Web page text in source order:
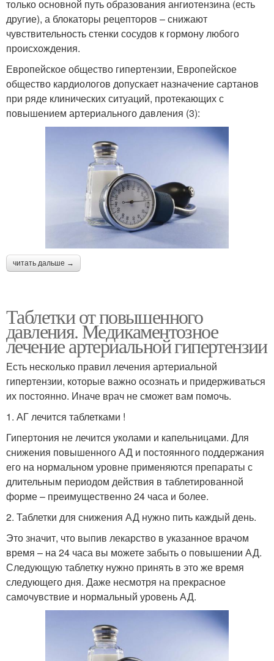
только основной путь образования ангиотензина (есть
другие), а блокаторы рецепторов – снижают
чувствительность стенки сосудов к гормону любого
происхождения.
Европейское общество гипертензии, Европейское
общество кардиологов допускает назначение сартанов
при ряде клинических ситуаций, протекающих с
повышением артериального давления (3):
читать дальше →
Таблетки от повышенного
давления. Медикаментозное
лечение артериальной гипертензии
Есть несколько правил лечения артериальной
гипертензии, которые важно осознать и придерживаться
их постоянно. Иначе врач не сможет вам помочь.
1. АГ лечится таблетками !
Гипертония не лечится уколами и капельницами. Для
снижения повышенного АД и постоянного поддержания
его на нормальном уровне применяются препараты с
длительным периодом действия в таблетированной
форме – преимущественно 24 часа и более.
2. Таблетки для снижения АД нужно пить каждый день.
Это значит, что выпив лекарство в указанное врачом
время – на 24 часа вы можете забыть о повышении АД.
Следующую таблетку нужно принять в это же время
следующего дня. Даже несмотря на прекрасное
самочувствие и нормальный уровень АД.